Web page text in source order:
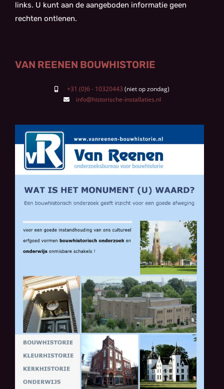
links. U kunt aan de aangeboden informatie geen
rechten ontlenen.
VAN REENEN BOUWHISTORIE
+31 (0)6 - 10320443
info@historische-installaties.nl